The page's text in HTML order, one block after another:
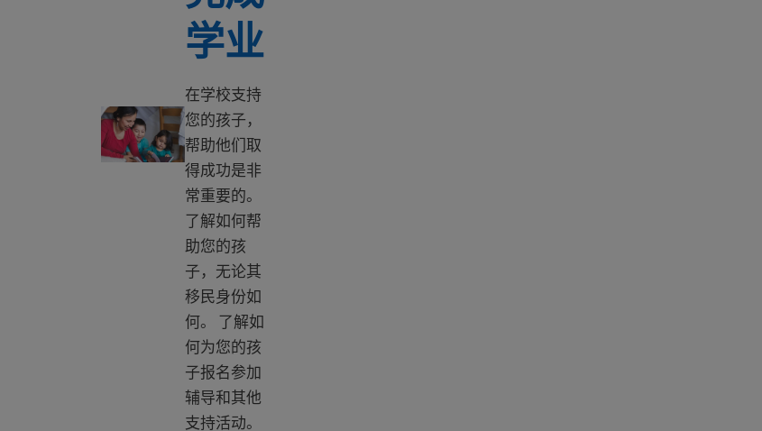
帮助您的孩子完成学业
学业
在学校支持
您的孩子，
帮助他们取
得成功是非
常重要的。
了解如何帮
助您的孩
子，无论其
移民身份如
何。 了解如
何为您的孩
子报名参加
辅导和其他
支持活动。